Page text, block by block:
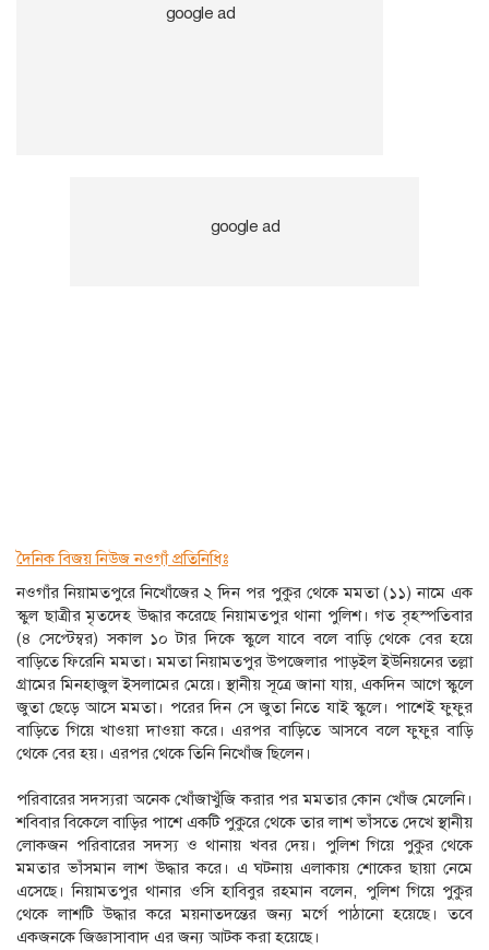
দৈনিক বিজয় নিউজ নওগাঁ প্রতিনিধিঃ
নওগাঁর নিয়ামতপুরে নিখোঁজের ২ দিন পর পুকুর থেকে মমতা (১১) নামে এক
স্কুল ছাত্রীর মৃতদেহ উদ্ধার করেছে নিয়ামতপুর থানা পুলিশ। গত বৃহস্পতিবার
(৪ সেপ্টেম্বর) সকাল ১০ টার দিকে স্কুলে যাবে বলে বাড়ি থেকে বের হয়ে
বাড়িতে ফিরেনি মমতা। মমতা নিয়ামতপুর উপজেলার পাড়ইল ইউনিয়নের তল্লা
গ্রামের মিনহাজুল ইসলামের মেয়ে। স্থানীয় সূত্রে জানা যায়, একদিন আগে স্কুলে
জুতা ছেড়ে আসে মমতা। পরের দিন সে জুতা নিতে যাই স্কুলে। পাশেই ফুফুর
বাড়িতে গিয়ে খাওয়া দাওয়া করে। এরপর বাড়িতে আসবে বলে ফুফুর বাড়ি
থেকে বের হয়। এরপর থেকে তিনি নিখোঁজ ছিলেন।
পরিবারের সদস্যরা অনেক খোঁজাখুঁজি করার পর মমতার কোন খোঁজ মেলেনি।
শবিবার বিকেলে বাড়ির পাশে একটি পুকুরে থেকে তার লাশ ভাঁসতে দেখে স্থানীয়
লোকজন পরিবারের সদস্য ও থানায় খবর দেয়। পুলিশ গিয়ে পুকুর থেকে
মমতার ভাঁসমান লাশ উদ্ধার করে। এ ঘটনায় এলাকায় শোকের ছায়া নেমে
এসেছে। নিয়ামতপুর থানার ওসি হাবিবুর রহমান বলেন, পুলিশ গিয়ে পুকুর
থেকে লাশটি উদ্ধার করে ময়নাতদন্তের জন্য মর্গে পাঠানো হয়েছে। তবে
একজনকে জিজ্ঞাসাবাদ এর জন্য আটক করা হয়েছে।